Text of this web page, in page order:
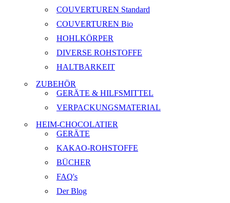
COUVERTUREN Standard
COUVERTUREN Bio
HOHLKÖRPER
DIVERSE ROHSTOFFE
HALTBARKEIT
ZUBEHÖR
GERÄTE & HILFSMITTEL
VERPACKUNGSMATERIAL
HEIM-CHOCOLATIER
GERÄTE
KAKAO-ROHSTOFFE
BÜCHER
FAQ's
Der Blog